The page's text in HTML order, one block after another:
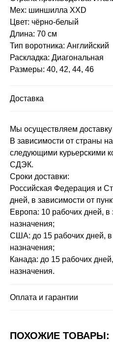
Мех: шиншилла XXD
Цвет: чёрно-белый
Длина: 70 см
Тип воротника: Английский
Раскладка: Диагональная
Размеры: 40, 42, 44, 46
Доставка
Мы осуществляем
В зависимости от страны
следующими курьерскими
СДЭК.
Сроки доставки:
Российская Федерация и
дней, в зависимости от
Европа: 10 рабочих дней, в
назначения;
США: до 15 рабочих дней, в
назначения;
Канада: до 15 рабочих
назначения.
Оплата и гарантии
ПОХОЖИЕ ТОВАРЫ: